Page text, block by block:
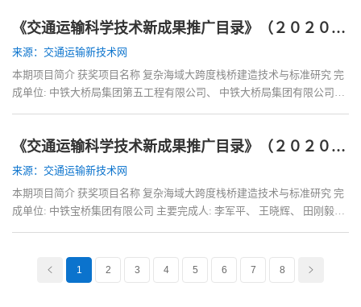
《交通运输科学技术新成果推广目录》（２０２０）——第二部分桥梁《复杂海域大跨度栈桥建造技术与标准研究》​
来源：交通运输新技术网
本期项目简介 获奖项目名称 复杂海域大跨度栈桥建造技术与标准研究 完
成单位: 中铁大桥局集团第五工程有限公司、 中铁大桥局集团有限公司、
《交通运输科学技术新成果推广目录》（２０２０）——第二部分桥梁《复杂空间曲线钢塔节段制造关键技术研究》​
来源：交通运输新技术网
本期项目简介 获奖项目名称 复杂海域大跨度栈桥建造技术与标准研究 完
成单位: 中铁宝桥集团有限公司 主要完成人: 李军平、 王晓辉、 田刚毅、
< 1 2 3 4 5 6 7 8 >